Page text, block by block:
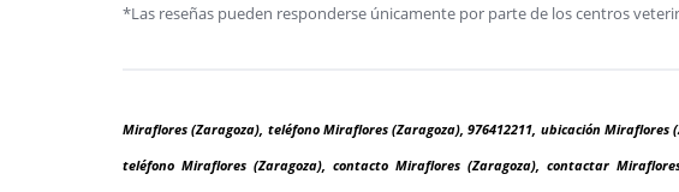
*Las reseñas pueden responderse únicamente por parte de los centros
Miraflores (Zaragoza), teléfono Miraflores (Zaragoza), 976412211, ubicación
teléfono Miraflores (Zaragoza), contacto Miraflores (Zaragoza), contactar